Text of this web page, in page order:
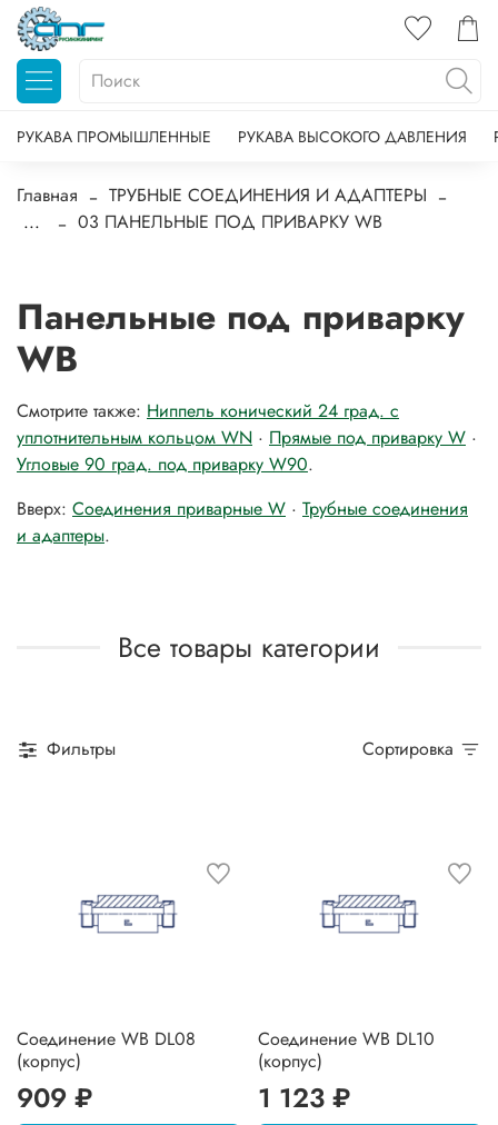
РУКАВА ПРОМЫШЛЕННЫЕ РУКАВА ВЫСОКОГО ДАВЛЕНИЯ
Главная
ТРУБНЫЕ СОЕДИНЕНИЯ И АДАПТЕРЫ
...
03 ПАНЕЛЬНЫЕ ПОД ПРИВАРКУ WB
Панельные под приварку
WB
Смотрите также: Ниппель конический 24 град. с
уплотнительным кольцом WN · Прямые под приварку W ·
Угловые 90 град. под приварку W90.
Вверх: Соединения приварные W · Трубные соединения
и адаптеры.
Все товары категории
Фильтры Сортировка
Соединение WB DL08
(корпус)
909 ₽
Соединение WB DL10
(корпус)
1 123 ₽